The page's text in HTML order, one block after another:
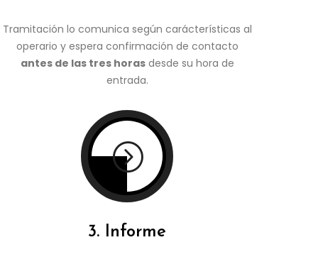
Tramitación lo comunica según carácterísticas al
operario y espera confirmación de contacto
antes de las tres horasdesde su hora de
entrada.
=
3. Informe